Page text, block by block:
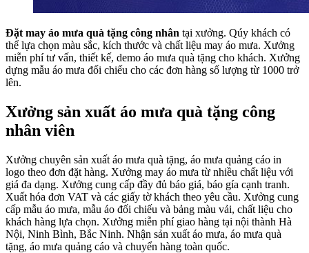
Đặt may áo mưa quà tặng công nhân tại xưởng. Qúy khách có
thể lựa chọn màu sắc, kích thước và chất liệu may áo mưa. Xưởng
miễn phí tư vấn, thiết kế, demo áo mưa quà tặng cho khách. Xưởng
dựng mẫu áo mưa đối chiếu cho các đơn hàng số lượng từ 1000 trở
lên.
Xưởng sản xuất áo mưa quà tặng công
nhân viên
Xưởng chuyên sản xuất áo mưa quà tặng, áo mưa quảng cáo in
logo theo đơn đặt hàng. Xưởng may áo mưa từ nhiều chất liệu với
giá đa dạng. Xưởng cung cấp đầy đủ báo giá, báo gía cạnh tranh.
Xuất hóa đơn VAT và các giấy tờ khách theo yêu cầu. Xưởng cung
cấp mẫu áo mưa, mẫu áo đối chiếu và bảng màu vải, chất liệu cho
khách hàng lựa chọn. Xưởng miễn phí giao hàng tại nội thành Hà
Nội, Ninh Bình, Bắc Ninh. Nhận sản xuất áo mưa, áo mưa quà
tặng, áo mưa quảng cáo và chuyển hàng toàn quốc.